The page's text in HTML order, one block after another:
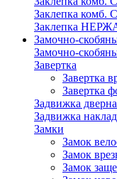
Заклепка комб.
Заклепка
Замочно-
Замочно-
Завертка
Завертка
Завертка
Задвижка
Задвижка
Замки
Замок
Замок
Замок